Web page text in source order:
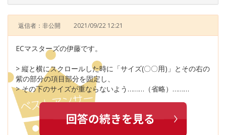
返信者：非公開 2021/09/22 12:21
ECマスターズの伊藤です。
> 縦と横にスクロールした時に「サイズ(〇〇用)」とその右の
紫の部分の項目部分を固定し、
> その下のサイズが重ならないよう………（省略）………